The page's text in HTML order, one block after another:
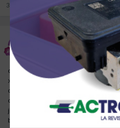
3 Ottobre 2012inVendo - Cerco
ciorben
3 Ottobre 2012
come da titolo stò cercando
x type del 2003 motore fmba 96
da quasi tre mesi e non viene
codice ricambio da programma
jlm21993 però in italia non si trova.
bene anche non originale.